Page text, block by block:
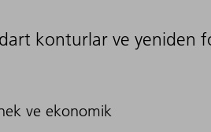
konturlar ve yeniden
ve ekonomik